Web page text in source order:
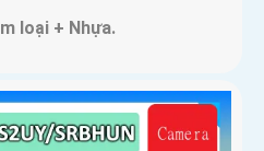
loại + Nhựa.